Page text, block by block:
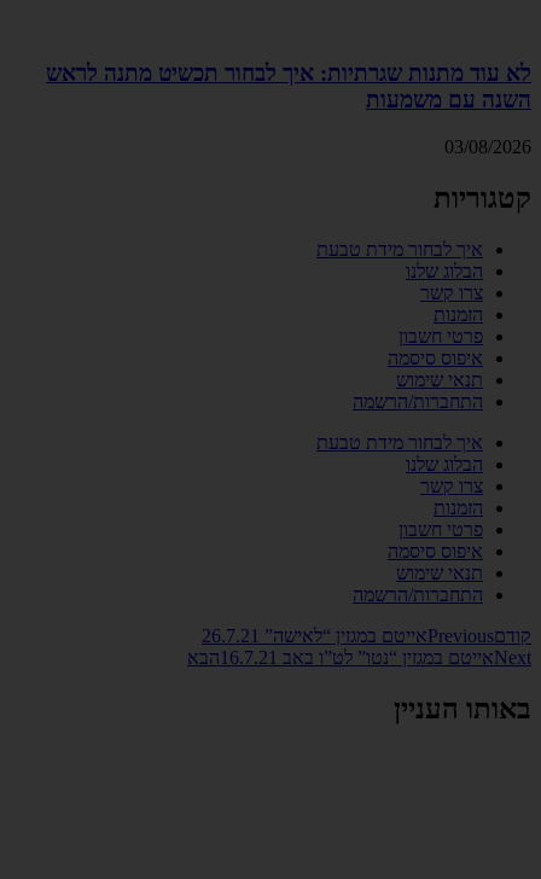
לא עוד מתנות שגרתיות: איך לבחור תכשיט מתנה לראש
השנה עם משמעות
03/08/2026
קטגוריות
איך לבחור מידת טבעת
הבלוג שלנו
צרו קשר
הזמנות
פרטי חשבון
איפוס סיסמה
תנאי שימוש
התחברות/הרשמה
איך לבחור מידת טבעת
הבלוג שלנו
צרו קשר
הזמנות
פרטי חשבון
איפוס סיסמה
תנאי שימוש
התחברות/הרשמה
קודםPreviousאייטם במגזין “לאישה” 26.7.21
Nextאייטם במגזין “נטו” לט”ו באב 16.7.21 הבא
באותו העניין